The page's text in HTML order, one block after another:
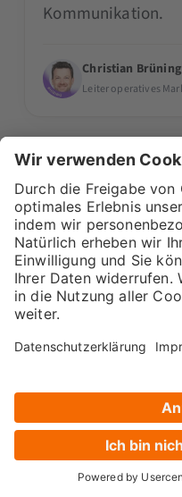
Kommunikation.
Christian Brüning
SEMINAR / WEBINAR
Toll, super
Super kompetent,
tolle Vorträge,
NS